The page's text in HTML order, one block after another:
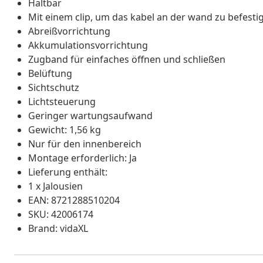
Haltbar
Mit einem clip, um das kabel an der wand zu
Abreißvorrichtung
Akkumulationsvorrichtung
Zugband für einfaches öffnen und schließen
Belüftung
Sichtschutz
Lichtsteuerung
Geringer wartungsaufwand
Gewicht: 1,56 kg
Nur für den innenbereich
Montage erforderlich: Ja
Lieferung enthält:
1 x Jalousien
EAN: 8721288510204
SKU: 42006174
Brand: vidaXL